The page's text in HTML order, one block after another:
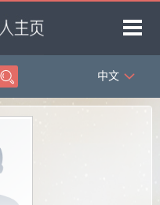
首页
中文